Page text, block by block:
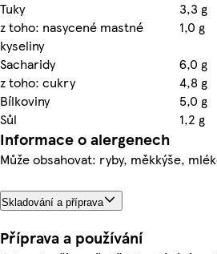
Tuky
3,3 g
z toho: nasycené mastné
kyseliny
1,0 g
Sacharidy
6,0 g
z toho: cukry
4,8 g
Bílkoviny
5,0 g
Sůl
1,2 g
Informace o alergenech
Může obsahovat: ryby, měkkýše,
Skladování a příprava
Příprava a používání